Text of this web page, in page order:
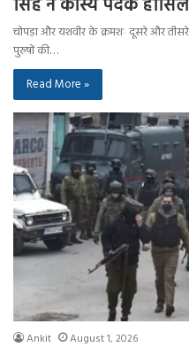
सिंह ने कांस्य पदक
चोपड़ा और यशवीर के क्रमशः दूसरे और
पुरुषों की…
Read More »
Ankit August 1, 2026